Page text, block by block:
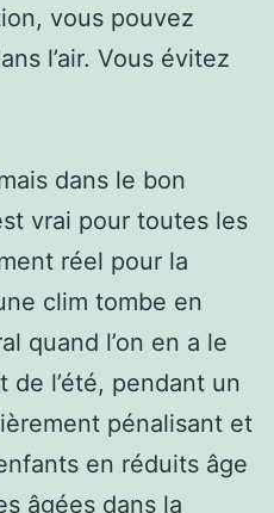
vous pouvez
l’air. Vous évitez
dans le bon
vrai pour toutes les
réel pour la
clim tombe en
quand l’on en a le
de l’été, pendant un
pénalisant et
en réduits âge
âgées dans la